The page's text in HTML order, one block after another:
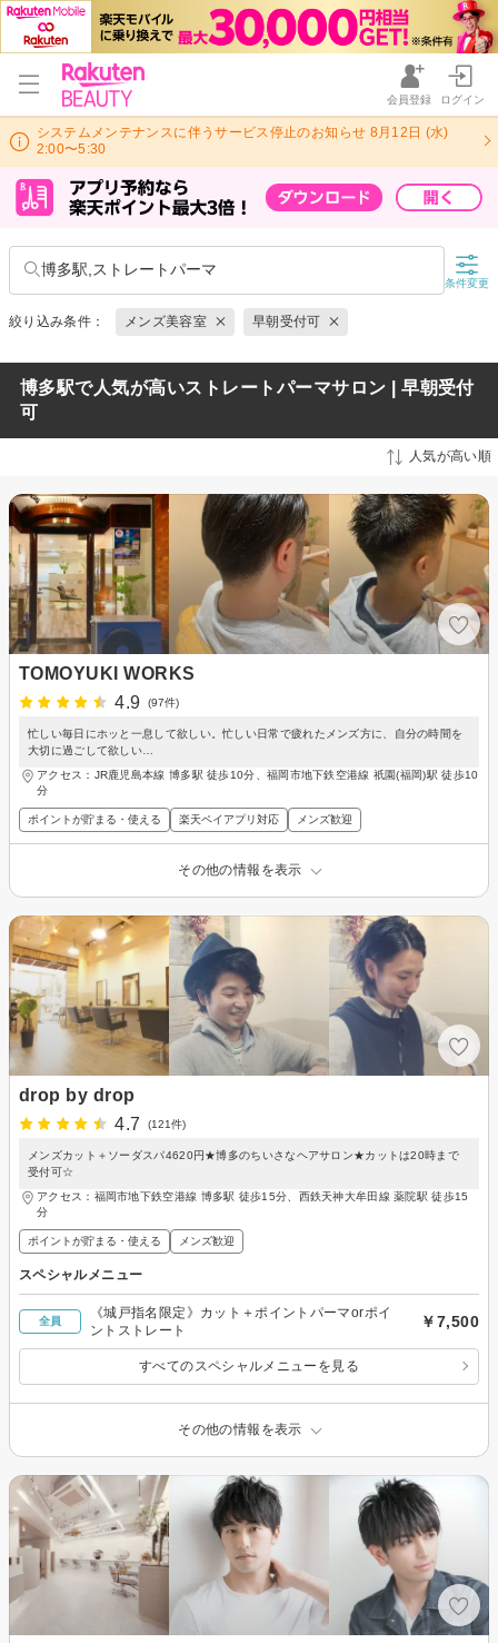
会員登録 ログイン
システムメンテナンスに伴うサービス停止のお知らせ 8月12日 (水)
2:00〜5:30
博多駅,ストレートパーマ
条件変更
絞り込み条件： メンズ美容室 早朝受付可
博多駅で人気が高いストレートパーマサロン | 早朝受付
可
人気が高い順
TOMOYUKI WORKS
4.9
(97件)
忙しい毎日にホッと一息して欲しい。忙しい日常で疲れたメンズ方に、自分の時間を
大切に過ごして欲しい…
アクセス：JR鹿児島本線 博多駅 徒歩10分、福岡市地下鉄空港線 祇園(福岡)駅 徒歩10
分
ポイントが貯まる・使える 楽天ペイアプリ対応 メンズ歓迎
その他の情報を表示
drop by drop
4.7
(121件)
メンズカット＋ソーダスパ4620円★博多のちいさなヘアサロン★カットは20時まで
受付可☆
アクセス：福岡市地下鉄空港線 博多駅 徒歩15分、西鉄天神大牟田線 薬院駅 徒歩15
分
ポイントが貯まる・使える メンズ歓迎
スペシャルメニュー
全員
《城戸指名限定》カット＋ポイントパーマorポイ
ントストレート
￥7,500
すべてのスペシャルメニューを見る
その他の情報を表示